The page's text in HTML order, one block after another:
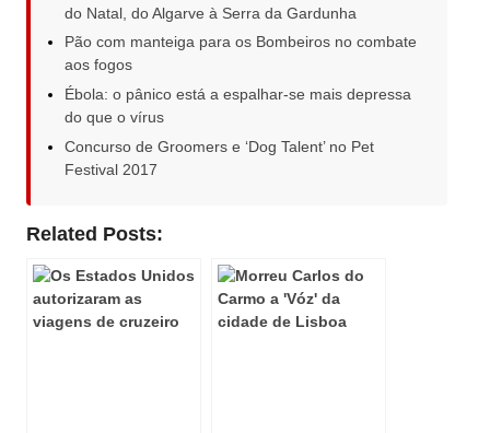
do Natal, do Algarve à Serra da Gardunha
Pão com manteiga para os Bombeiros no combate
aos fogos
Ébola: o pânico está a espalhar-se mais depressa
do que o vírus
Concurso de Groomers e ‘Dog Talent’ no Pet
Festival 2017
Related Posts: